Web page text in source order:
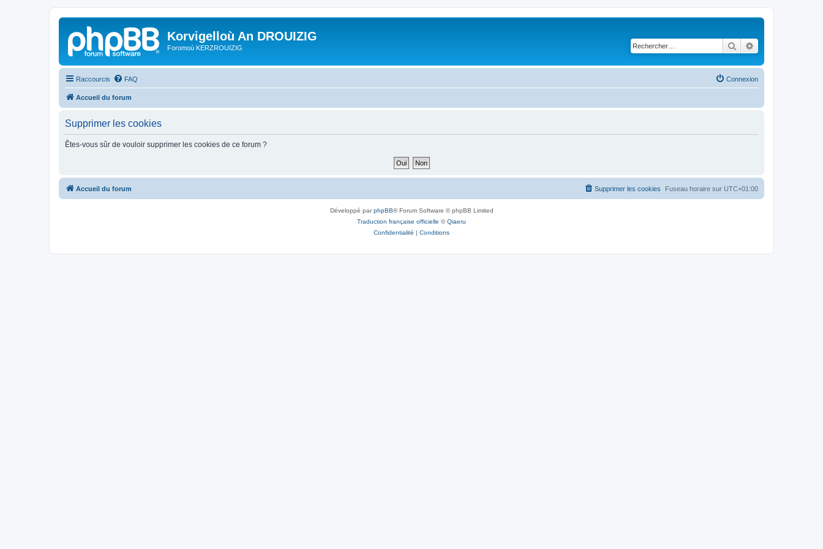
Korvigelloù An DROUIZIG
Foromoù KERZROUIZIG Rechercher
Raccourcis FAQ Connexion
Accueil du forum
Supprimer les cookies
Êtes-vous sûr de vouloir supprimer les cookies de ce forum ?
Accueil du forum Fuseau horaire sur UTC+01:00
Supprimer les cookies
Développé parphpBB® Forum Software © phpBB Limited
Traduction française officielle ©Qiaeru
Confidentialité | Conditions